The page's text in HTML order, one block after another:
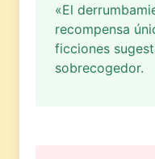
«El
recompensa
ficciones
sobrecogedor.